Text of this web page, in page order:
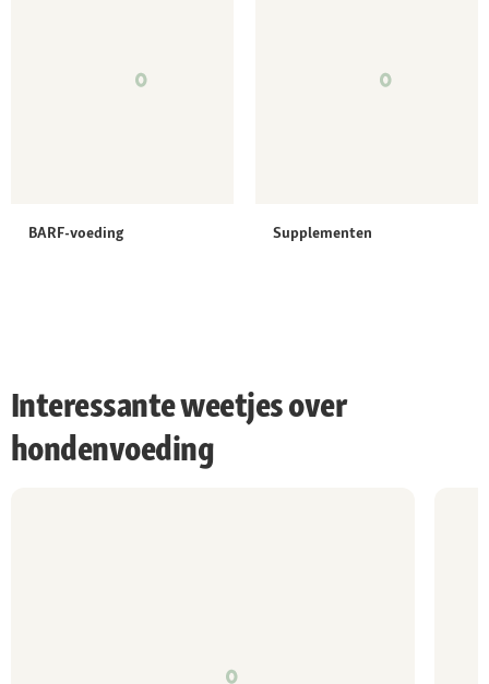
BARF-voeding Supplementen
Interessante weetjes over
hondenvoeding